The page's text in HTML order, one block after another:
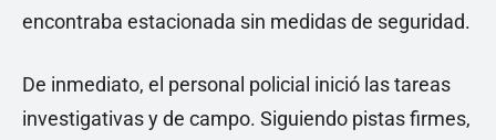
encontraba estacionada sin medidas de seguridad.
De inmediato, el personal policial inició las tareas
investigativas y de campo. Siguiendo pistas firmes,